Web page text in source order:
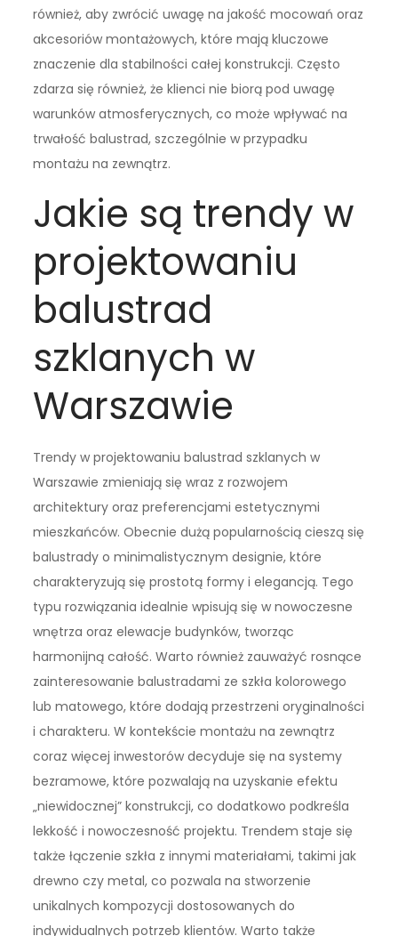
również, aby zwrócić uwagę na jakość mocowań oraz
akcesoriów montażowych, które mają kluczowe
znaczenie dla stabilności całej konstrukcji. Często
zdarza się również, że klienci nie biorą pod uwagę
warunków atmosferycznych, co może wpływać na
trwałość balustrad, szczególnie w przypadku
montażu na zewnątrz.
Jakie są trendy w
projektowaniu
balustrad
szklanych w
Warszawie
Trendy w projektowaniu balustrad szklanych w
Warszawie zmieniają się wraz z rozwojem
architektury oraz preferencjami estetycznymi
mieszkańców. Obecnie dużą popularnością cieszą się
balustrady o minimalistycznym designie, które
charakteryzują się prostotą formy i elegancją. Tego
typu rozwiązania idealnie wpisują się w nowoczesne
wnętrza oraz elewacje budynków, tworząc
harmonijną całość. Warto również zauważyć rosnące
zainteresowanie balustradami ze szkła kolorowego
lub matowego, które dodają przestrzeni oryginalności
i charakteru. W kontekście montażu na zewnątrz
coraz więcej inwestorów decyduje się na systemy
bezramowe, które pozwalają na uzyskanie efektu
„niewidocznej” konstrukcji, co dodatkowo podkreśla
lekkość i nowoczesność projektu. Trendem staje się
także łączenie szkła z innymi materiałami, takimi jak
drewno czy metal, co pozwala na stworzenie
unikalnych kompozycji dostosowanych do
indywidualnych potrzeb klientów. Warto także